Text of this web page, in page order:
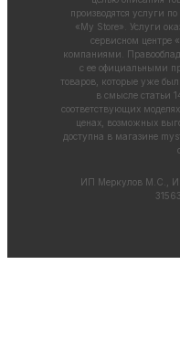
производятся услуги
«My Store». Услуги
сервисном центре
компаниями.
с ее официальными
товаров, которые уже
в смысле статьи
соответствующих
ценах, возможных
доступна в магазине
ИП Меркулов М.С.,